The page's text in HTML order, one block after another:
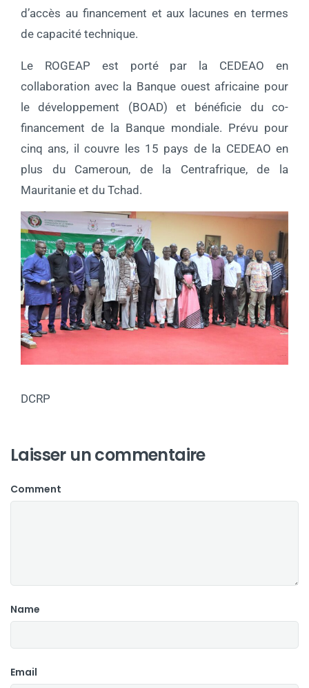
d’accès au financement et aux lacunes en termes
de capacité technique.
Le ROGEAP est porté par la CEDEAO en
collaboration avec la Banque ouest africaine pour
le développement (BOAD) et bénéficie du co-
financement de la Banque mondiale. Prévu pour
cinq ans, il couvre les 15 pays de la CEDEAO en
plus du Cameroun, de la Centrafrique, de la
Mauritanie et du Tchad.
DCRP
Laisser un commentaire
Comment
Name
Email